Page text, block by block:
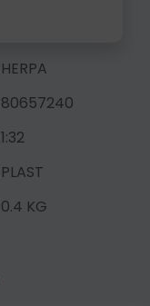
HERPA
80657240
1:32
PLAST
0.4 KG